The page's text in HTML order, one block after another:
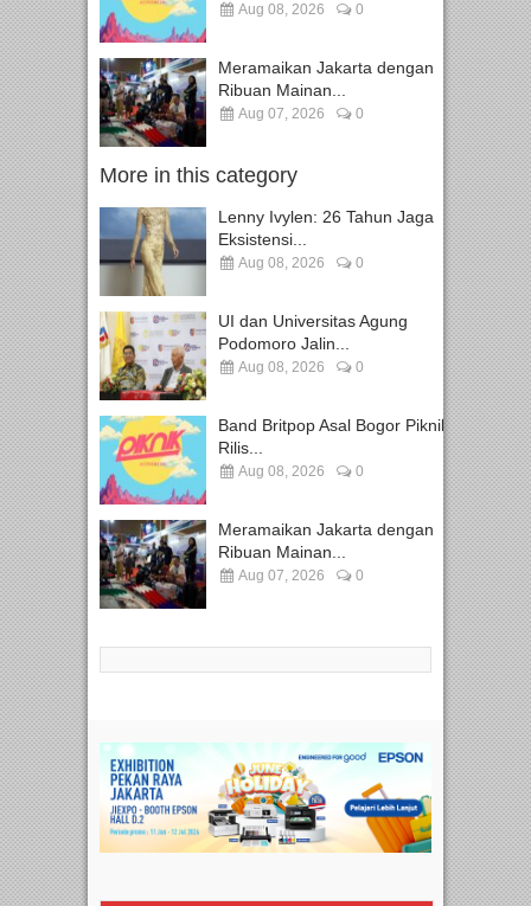
Aug 08, 2026 0
Meramaikan Jakarta dengan
Ribuan Mainan...
Aug 07, 2026 0
More in this category
Lenny Ivylen: 26 Tahun Jaga
Eksistensi...
Aug 08, 2026 0
UI dan Universitas Agung
Podomoro Jalin...
Aug 08, 2026 0
Band Britpop Asal Bogor Piknik
Rilis...
Aug 08, 2026 0
Meramaikan Jakarta dengan
Ribuan Mainan...
Aug 07, 2026 0